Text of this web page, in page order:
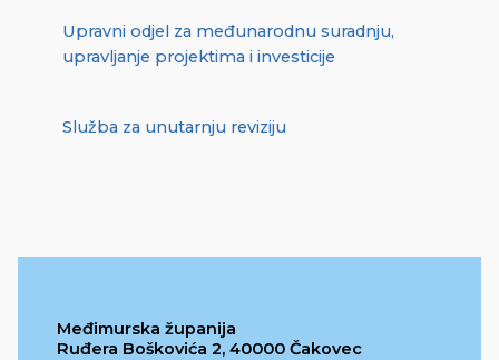
Upravni odjel za međunarodnu suradnju,
upravljanje projektima i investicije
Služba za unutarnju reviziju
Međimurska županija
Ruđera Boškovića 2, 40000 Čakovec